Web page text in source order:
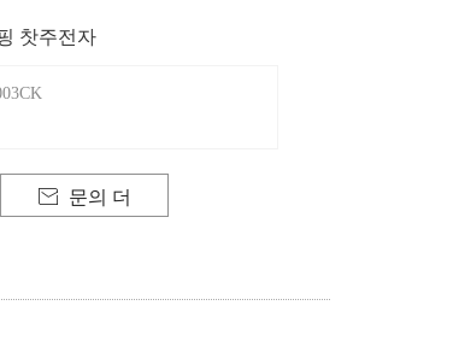
찻주전자
 문의 더